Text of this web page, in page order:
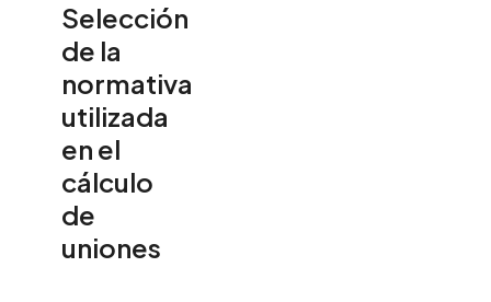
Selección
de la
normativa
utilizada
en el
cálculo
de
uniones